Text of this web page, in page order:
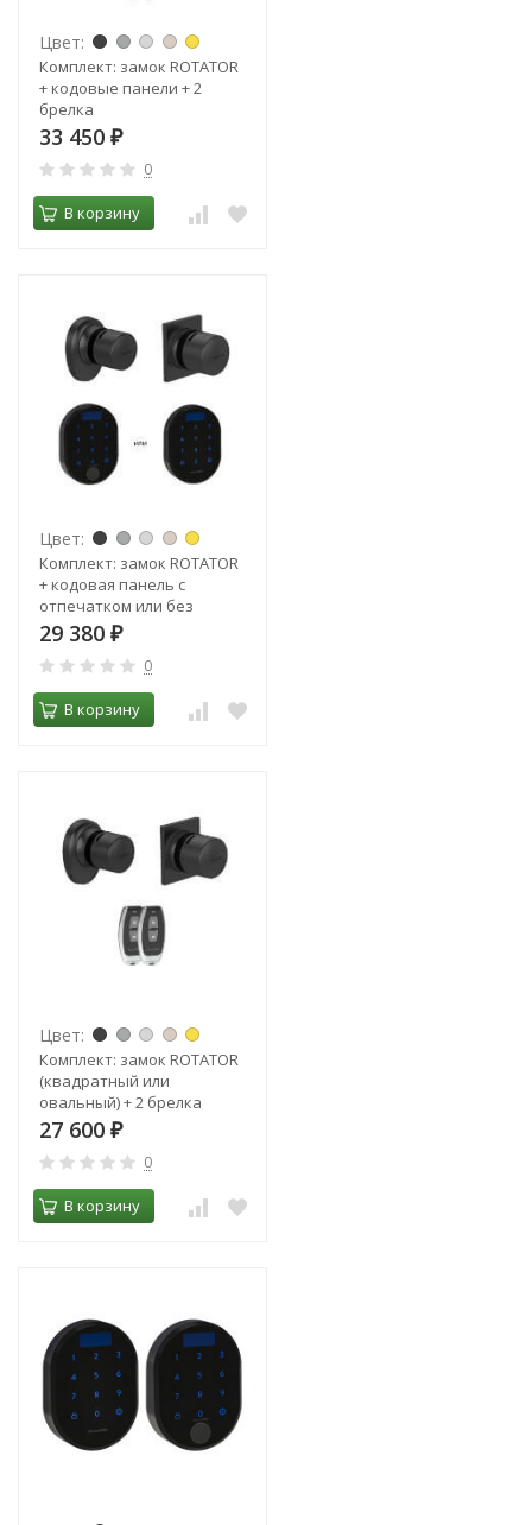
Цвет:
Комплект: замок ROTATOR
+ кодовые панели + 2
брелка
33 450 ₽
0
В корзину
Цвет:
Комплект: замок ROTATOR
+ кодовая панель с
отпечатком или без
29 380 ₽
0
В корзину
Цвет:
Комплект: замок ROTATOR
(квадратный или
овальный) + 2 брелка
27 600 ₽
0
В корзину